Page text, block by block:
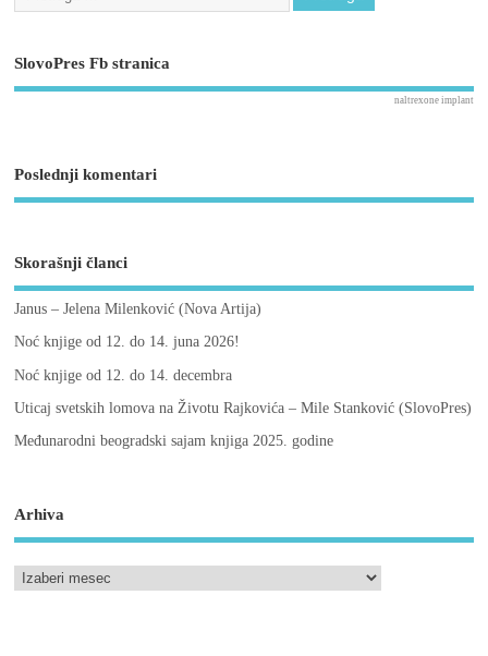
SlovoPres Fb stranica
naltrexone implant
Poslednji komentari
Skorašnji članci
Janus – Jelena Milenković (Nova Artija)
Noć knjige od 12. do 14. juna 2026!
Noć knjige od 12. do 14. decembra
Uticaj svetskih lomova na Životu Rajkovića – Mile Stanković (SlovoPres)
Međunarodni beogradski sajam knjiga 2025. godine
Arhiva